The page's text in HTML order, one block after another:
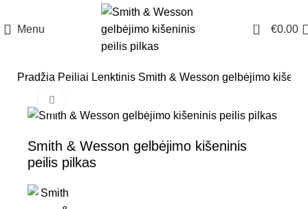
Menu 0 €0.00
Pradžia Peiliai Lenktinis Smith & Wesson gelbėjimo
Smith & Wesson gelbėjimo kišeninis
peilis pilkas